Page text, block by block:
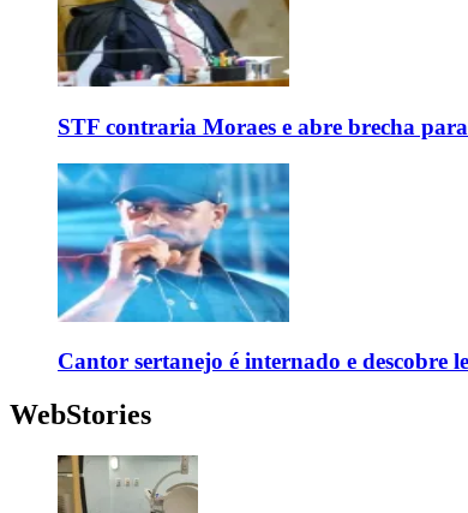
STF contraria Moraes e abre brecha
Cantor sertanejo é internado e descobre
WebStories